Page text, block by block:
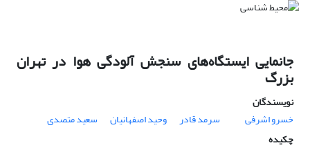
جانمایی ایستگاه‌های سنجش آلودگی هوا در تهران
بزرگ
نویسندگان
خسرو اشرفی
سرمد قادر وحید اصفهانیان
سعید متصدی
چکیده